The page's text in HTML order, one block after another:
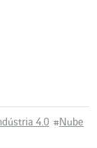
4.0 #Nube